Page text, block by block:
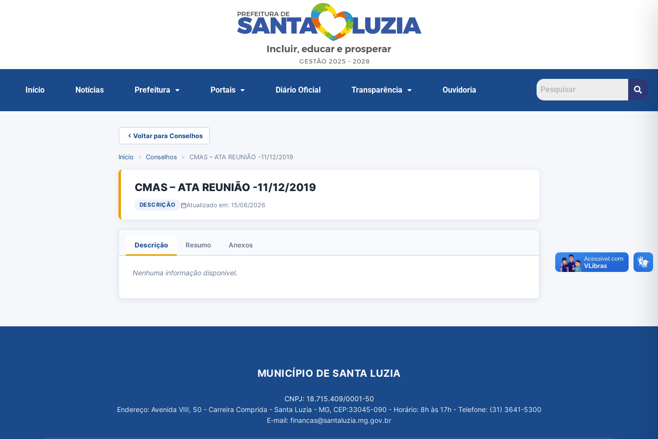
Início Notícias Prefeitura Portais Diário Oficial Transparência Ouvidoria
Voltar para Conselhos
Início » Conselhos » CMAS – ATA REUNIÃO -11/12/2019
CMAS – ATA REUNIÃO -11/12/2019
DESCRIÇÃO Atualizado em: 15/06/2026
Descrição Resumo Anexos
Nenhuma informação disponível.
MUNICÍPIO DE SANTA LUZIA
CNPJ: 18.715.409/0001-50
Endereço: Avenida VIII, 50 - Carreira Comprida - Santa Luzia - MG, CEP:33045-090 - Horário: 8h às 17h - Telefone: (31) 3641-5300
E-mail: financas@santaluzia.mg.gov.br